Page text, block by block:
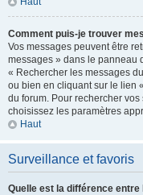
Comment puis-je trouver
Vos messages peuvent être
messages » dans le panneau
« Rechercher les messages
ou bien en cliquant sur le lien
du forum. Pour rechercher
choisissez les paramètres
Haut
Surveillance et favoris
Quelle est la différence